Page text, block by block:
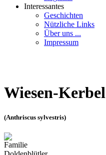
Interessantes
Geschichten
Nützliche Links
Über uns ...
Impressum
Wiesen-Kerbel
(Anthriscus sylvestris)
Familie